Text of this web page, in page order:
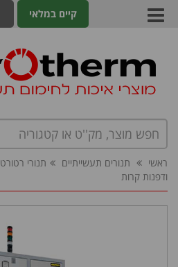
קיים במלאי
ראשי תנורים תעשייתיים תנורי רטורט
ודפנות קרות